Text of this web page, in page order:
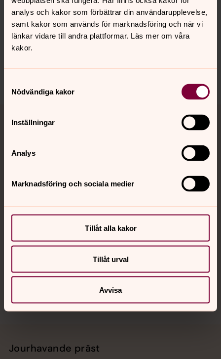
analys och kakor som förbättrar din användarupplevelse,
samt kakor som används för marknadsföring och när vi
länkar vidare till andra plattformar. Läs mer om våra
kakor.
Nödvändiga kakor
Inställningar
Analys
Marknadsföring och sociala medier
Tillåt alla kakor
Tillåt urval
Avvisa
Senast ändrad 22 oktober 2020
Synpunkter eller frågor på sidans
innehåll?
Kontakt
Sociala kanaler
Jourhavande präst